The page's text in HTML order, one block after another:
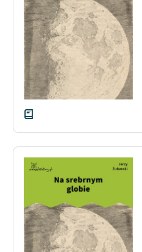
Zasady wykorzystania
Wolnych Lektur
Logotypy
Materiały promocyjne
Polityka prywatności
Dane fundacji i
sprawozdania finansowe
Regulamin darowizn
Informacja o treściach
wrażliwych